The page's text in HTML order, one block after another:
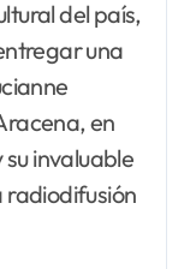
del país,
una
en
invaluable
radiodifusión